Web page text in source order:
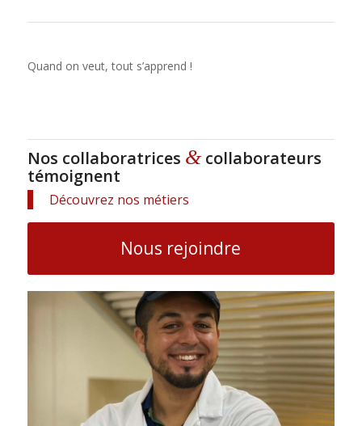
Quand on veut, tout s’apprend !
Nos collaboratrices &collaborateurs
témoignent
Découvrez nos métiers
Nous rejoindre